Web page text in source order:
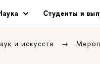
Студенты и
и искусств